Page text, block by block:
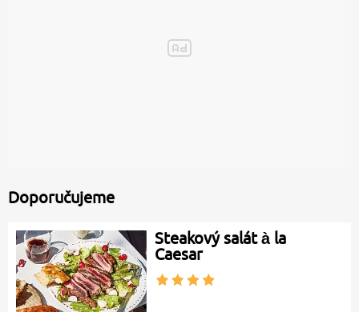
Doporučujeme
Steakový salát à la
Caesar